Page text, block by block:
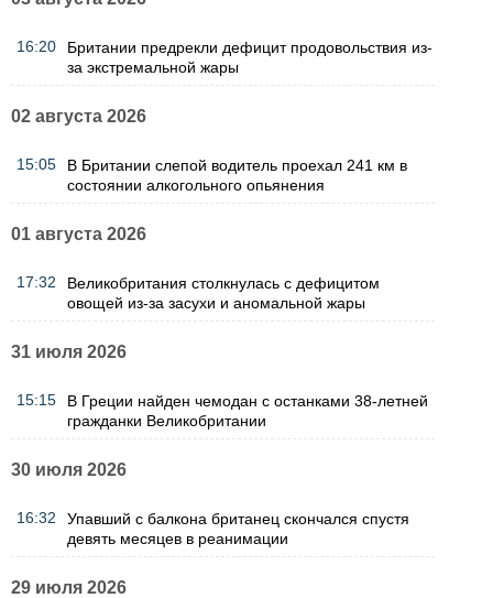
16:20
Британии предрекли дефицит продовольствия из-
за экстремальной жары
02 августа 2026
15:05
В Британии слепой водитель проехал 241 км в
состоянии алкогольного опьянения
01 августа 2026
17:32
Великобритания столкнулась с дефицитом
овощей из-за засухи и аномальной жары
31 июля 2026
15:15
В Греции найден чемодан с останками 38-летней
гражданки Великобритании
30 июля 2026
16:32
Упавший с балкона британец скончался спустя
девять месяцев в реанимации
29 июля 2026